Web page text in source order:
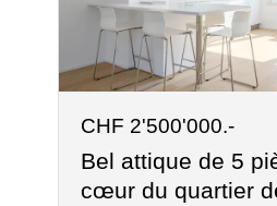
CHF 2'500'000.-
Bel attique de 5
cœur du quartier